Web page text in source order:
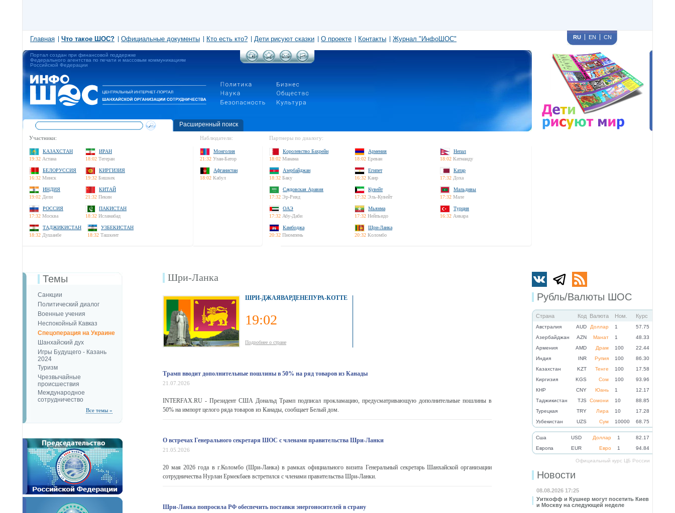
Главная Что такое ШОС? Официальные документы Кто есть кто? Дети рисуют сказки О проекте Контакты Журнал "ИнфоШОС" RU EN CN
Портал создан при финансовой поддержке
Федерального агентства по печати и массовым коммуникациям
Российской Федерации
Расширенный поиск
Участники:
КАЗАХСТАН
19:32 Астана
ИРАН
18:02 Тегеран
БЕЛОРУССИЯ
16:32 Минск
КИРГИЗИЯ
19:32 Бишкек
ИНДИЯ
19:02 Дели
КИТАЙ
21:32 Пекин
РОССИЯ
17:32 Москва
ПАКИСТАН
18:32 Исламабад
ТАДЖИКИСТАН
18:32 Душанбе
УЗБЕКИСТАН
18:32 Ташкент
Наблюдатели:
Монголия
21:32 Улан-Батор
Афганистан
18:02 Кабул
Партнеры по диалогу:
Королевство Бахрейн
18:02 Манама
Армения
18:02 Ереван
Непал
18:02 Катманду
Азербайджан
18:32 Баку
Египет
16:32 Каир
Катар
17:32 Доха
Саудовская Аравия
17:32 Эр-Рияд
Кувейт
17:32 Эль-Кувейт
Мальдивы
17:32 Мале
ОАЭ
17:32 Абу-Даби
Мьянма
17:32 Нейпьидо
Турция
16:32 Анкара
Камбоджа
20:32 Пномпень
Шри-Ланка
20:32 Коломбо
Рубль/Валюты ШОС
Страна Код Валюта Ном. Курс
Австралия AUD Доллар 1
57.75
Азербайджан
AZN Манат 1
48.33
Армения
AMD Драм 100
22.44
Индия
INR Рупия 100
86.30
Казахстан
KZT Тенге 100
17.58
Киргизия
KGS Сом 100
93.96
КНР
CNY Юань 1
12.17
Таджикистан
TJS Сомони 10
88.85
Турецкая
TRY Лира 10
17.28
Узбекистан
UZS Сум 10000 68.75
Cша USD Доллар 1
82.17
Eвропа
EUR Евро 1 94.84
Официальный курс ЦБ России
Новости
08.08.2026 17:25
Уиткофф и Кушнер могут посетить Киев
и Москву на следующей неделе
Темы
Санкции
Политический диалог
Военные учения
Неспокойный Кавказ
Спецоперация на Украине
Шанхайский дух
Игры Будущего - Казань
2024
Туризм
Чрезвычайные
происшествия
Международное
сотрудничество
Все темы »
Шри-Ланка
ШРИ-ДЖАЯВАРДЕНЕПУРА-КОТТЕ
19:02
Подробнее о стране
Трамп вводит дополнительные пошлины в 50% на ряд товаров из Канады
21.07.2026
INTERFAX.RU - Президент США Дональд Трамп подписал прокламацию, предусматривающую дополнительные пошлины в
50% на импорт целого ряда товаров из Канады, сообщает Белый дом.
О встречах Генерального секретаря ШОС с членами правительства Шри-Ланки
21.05.2026
20 мая 2026 года в г.Коломбо (Шри-Ланка) в рамках официального визита Генеральный секретарь Шанхайской организации
сотрудничества Нурлан Ермекбаев встретился с членами правительства Шри-Ланки.
Шри-Ланка попросила РФ обеспечить поставки энергоносителей в страну